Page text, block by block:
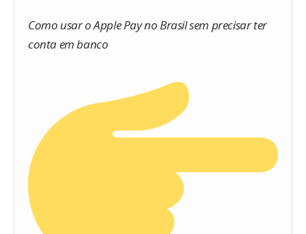
Como usar o Apple Pay no Brasil sem precisar ter
conta em banco